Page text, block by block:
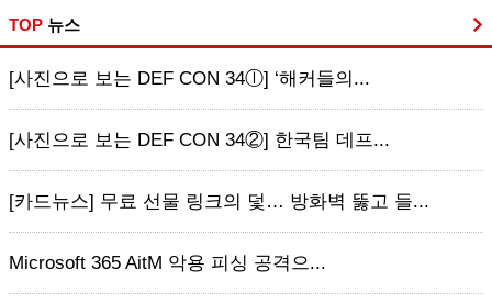
TOP 뉴스
[사진으로 보는 DEF CON 34ⓛ] ‘해커들의...
[사진으로 보는 DEF CON 34②] 한국팀 데프...
[카드뉴스] 무료 선물 링크의 덫… 방화벽 뚫고 들...
Microsoft 365 AitM 악용 피싱 공격으...